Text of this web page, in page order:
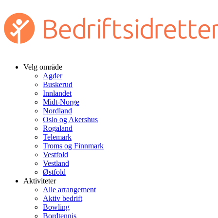
Velg område
Agder
Buskerud
Innlandet
Midt-Norge
Nordland
Oslo og Akershus
Rogaland
Telemark
Troms og Finnmark
Vestfold
Vestland
Østfold
Aktiviteter
Alle arrangement
Aktiv bedrift
Bowling
Bordtennis